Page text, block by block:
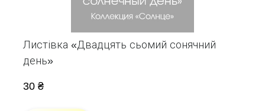
Листівка «Двадцять сьомий сонячний
день»
30 ₴